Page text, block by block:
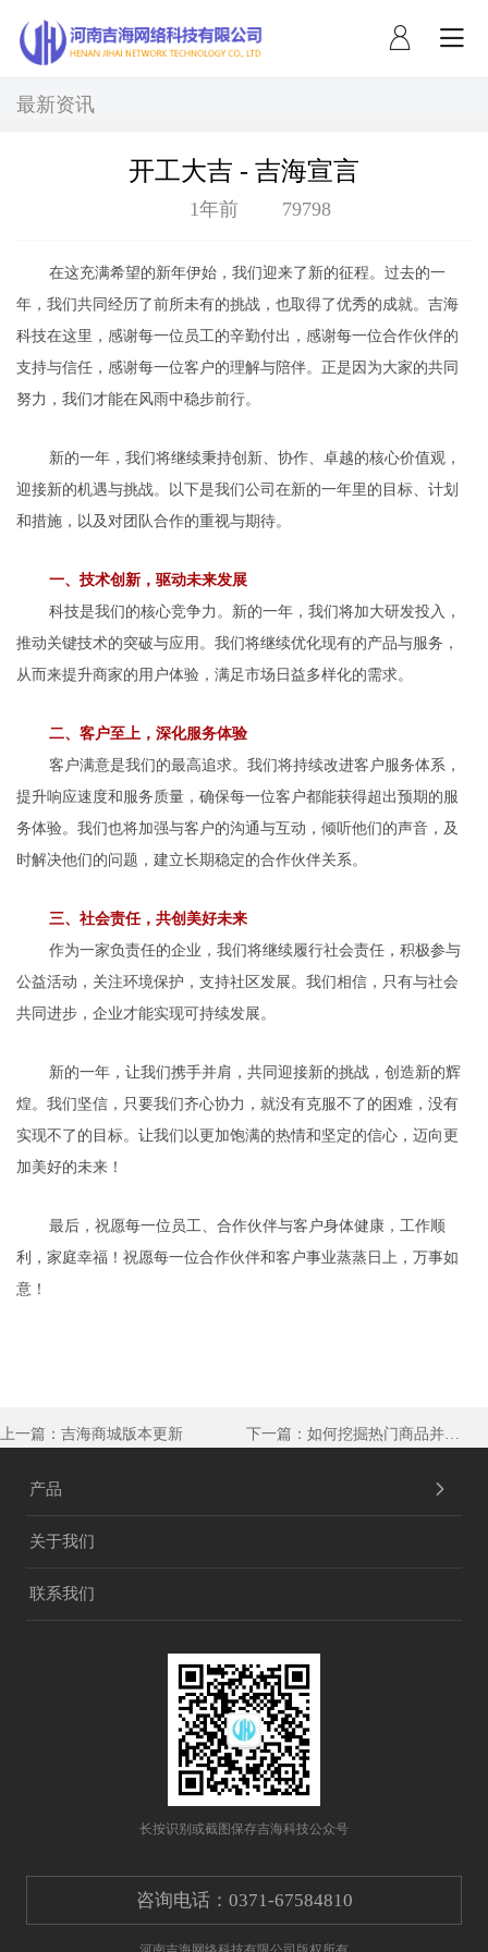
社区团购系统 跨境B2C商城
云产品
云ERP+云收银 短信中心
支付渠道
登录
最新资讯
开工大吉 - 吉海宣言
1年前 79798
在这充满希望的新年伊始，我们迎来了新的征程。过去的一
年，我们共同经历了前所未有的挑战，也取得了优秀的成就。吉海
科技在这里，感谢每一位员工的辛勤付出，感谢每一位合作伙伴的
支持与信任，感谢每一位客户的理解与陪伴。正是因为大家的共同
努力，我们才能在风雨中稳步前行。
新的一年，我们将继续秉持创新、协作、卓越的核心价值观，
迎接新的机遇与挑战。以下是我们公司在新的一年里的目标、计划
和措施，以及对团队合作的重视与期待。
一、技术创新，驱动未来发展
科技是我们的核心竞争力。新的一年，我们将加大研发投入，
推动关键技术的突破与应用。我们将继续优化现有的产品与服务，
从而来提升商家的用户体验，满足市场日益多样化的需求。
二、客户至上，深化服务体验
客户满意是我们的最高追求。我们将持续改进客户服务体系，
提升响应速度和服务质量，确保每一位客户都能获得超出预期的服
务体验。我们也将加强与客户的沟通与互动，倾听他们的声音，及
时解决他们的问题，建立长期稳定的合作伙伴关系。
三、社会责任，共创美好未来
作为一家负责任的企业，我们将继续履行社会责任，积极参与
公益活动，关注环境保护，支持社区发展。我们相信，只有与社会
共同进步，企业才能实现可持续发展。
新的一年，让我们携手并肩，共同迎接新的挑战，创造新的辉
煌。我们坚信，只要我们齐心协力，就没有克服不了的困难，没有
实现不了的目标。让我们以更加饱满的热情和坚定的信心，迈向更
加美好的未来！
最后，祝愿每一位员工、合作伙伴与客户身体健康，工作顺
利，家庭幸福！祝愿每一位合作伙伴和客户事业蒸蒸日上，万事如
意！
上一篇：吉海商城版本更新 下一篇：如何挖掘热门商品并打造爆款文案？
产品
独立部署产品
B2C自营品牌商城
多门店商城系统
跨境B2C商城
在线云客服
短信中心
关于我们
联系我们
长按识别或截图保存吉海科技公众号
咨询电话：0371-67584810